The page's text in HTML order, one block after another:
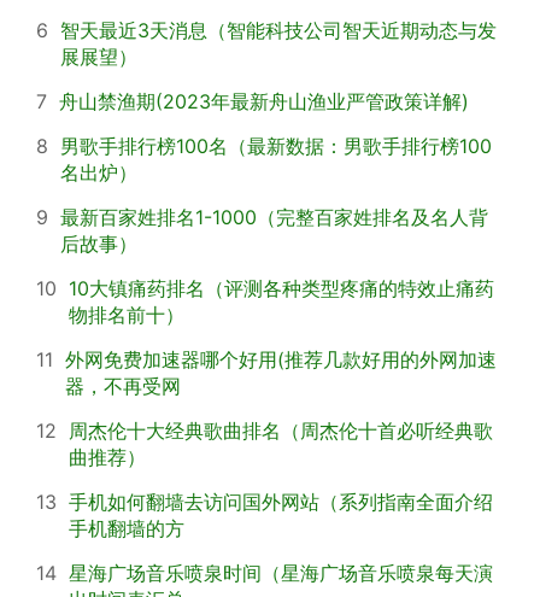
6 智天最近3天消息（智能科技公司智天近期动态与发
展展望）
7 舟山禁渔期(2023年最新舟山渔业严管政策详解)
8 男歌手排行榜100名（最新数据：男歌手排行榜100
名出炉）
9 最新百家姓排名1-1000（完整百家姓排名及名人背
后故事）
10 10大镇痛药排名（评测各种类型疼痛的特效止痛药
物排名前十）
11 外网免费加速器哪个好用(推荐几款好用的外网加速
器，不再受网
12 周杰伦十大经典歌曲排名（周杰伦十首必听经典歌
曲推荐）
13 手机如何翻墙去访问国外网站（系列指南全面介绍
手机翻墙的方
14 星海广场音乐喷泉时间（星海广场音乐喷泉每天演